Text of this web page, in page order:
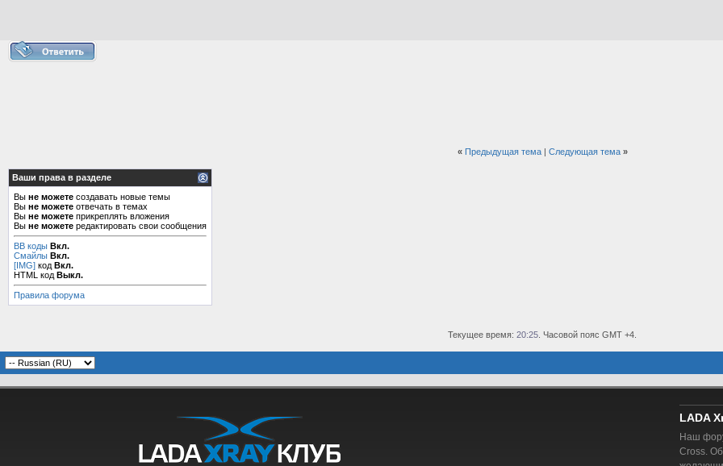
« Предыдущая тема| Следующая тема »
Ваши права в разделе
Вы не можете создавать новые темы
Вы не можете отвечать в темах
Вы не можете прикреплять вложения
Вы не можете редактировать свои сообщения
BB коды Вкл.
Смайлы Вкл.
[IMG] код Вкл.
HTML код Выкл.
Правила форума
Текущее время: 20:25 . Часовой пояс GMT +4.
LADA
Наш
Cross.